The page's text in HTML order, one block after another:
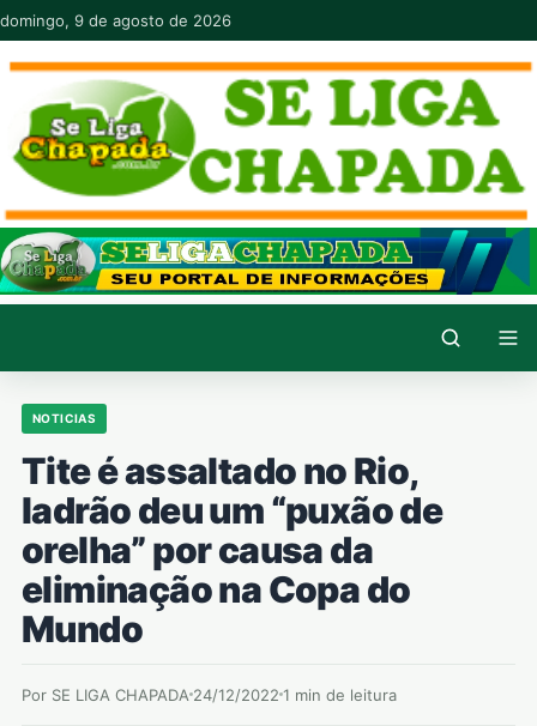
Pular para o conteúdo
domingo, 9 de agosto de 2026
NOTICIAS
Tite é assaltado no Rio,
ladrão deu um “puxão de
orelha” por causa da
eliminação na Copa do
Mundo
Por SE LIGA CHAPADA 24/12/2022 1 min de leitura